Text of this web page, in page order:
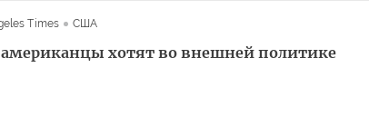
Times США
американцы хотят во внешней политике